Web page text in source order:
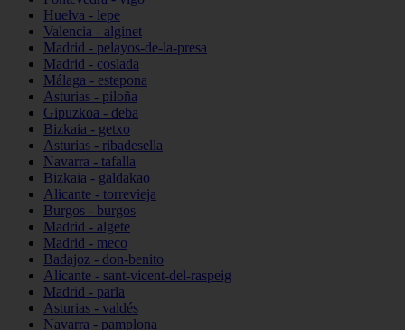
Huelva - lepe
Valencia - alginet
Madrid - pelayos-de-la-presa
Madrid - coslada
Málaga - estepona
Asturias - piloña
Gipuzkoa - deba
Bizkaia - getxo
Asturias - ribadesella
Navarra - tafalla
Bizkaia - galdakao
Alicante - torrevieja
Burgos - burgos
Madrid - algete
Madrid - meco
Badajoz - don-benito
Alicante - sant-vicent-del-raspeig
Madrid - parla
Asturias - valdés
Navarra - pamplona